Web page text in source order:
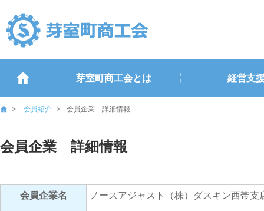
芽室町商工会とは 経営支
会員紹介 会員企業 詳細情報
会員企業 詳細情報
会員企業名 ノースアジャスト（株）ダスキン西帯支